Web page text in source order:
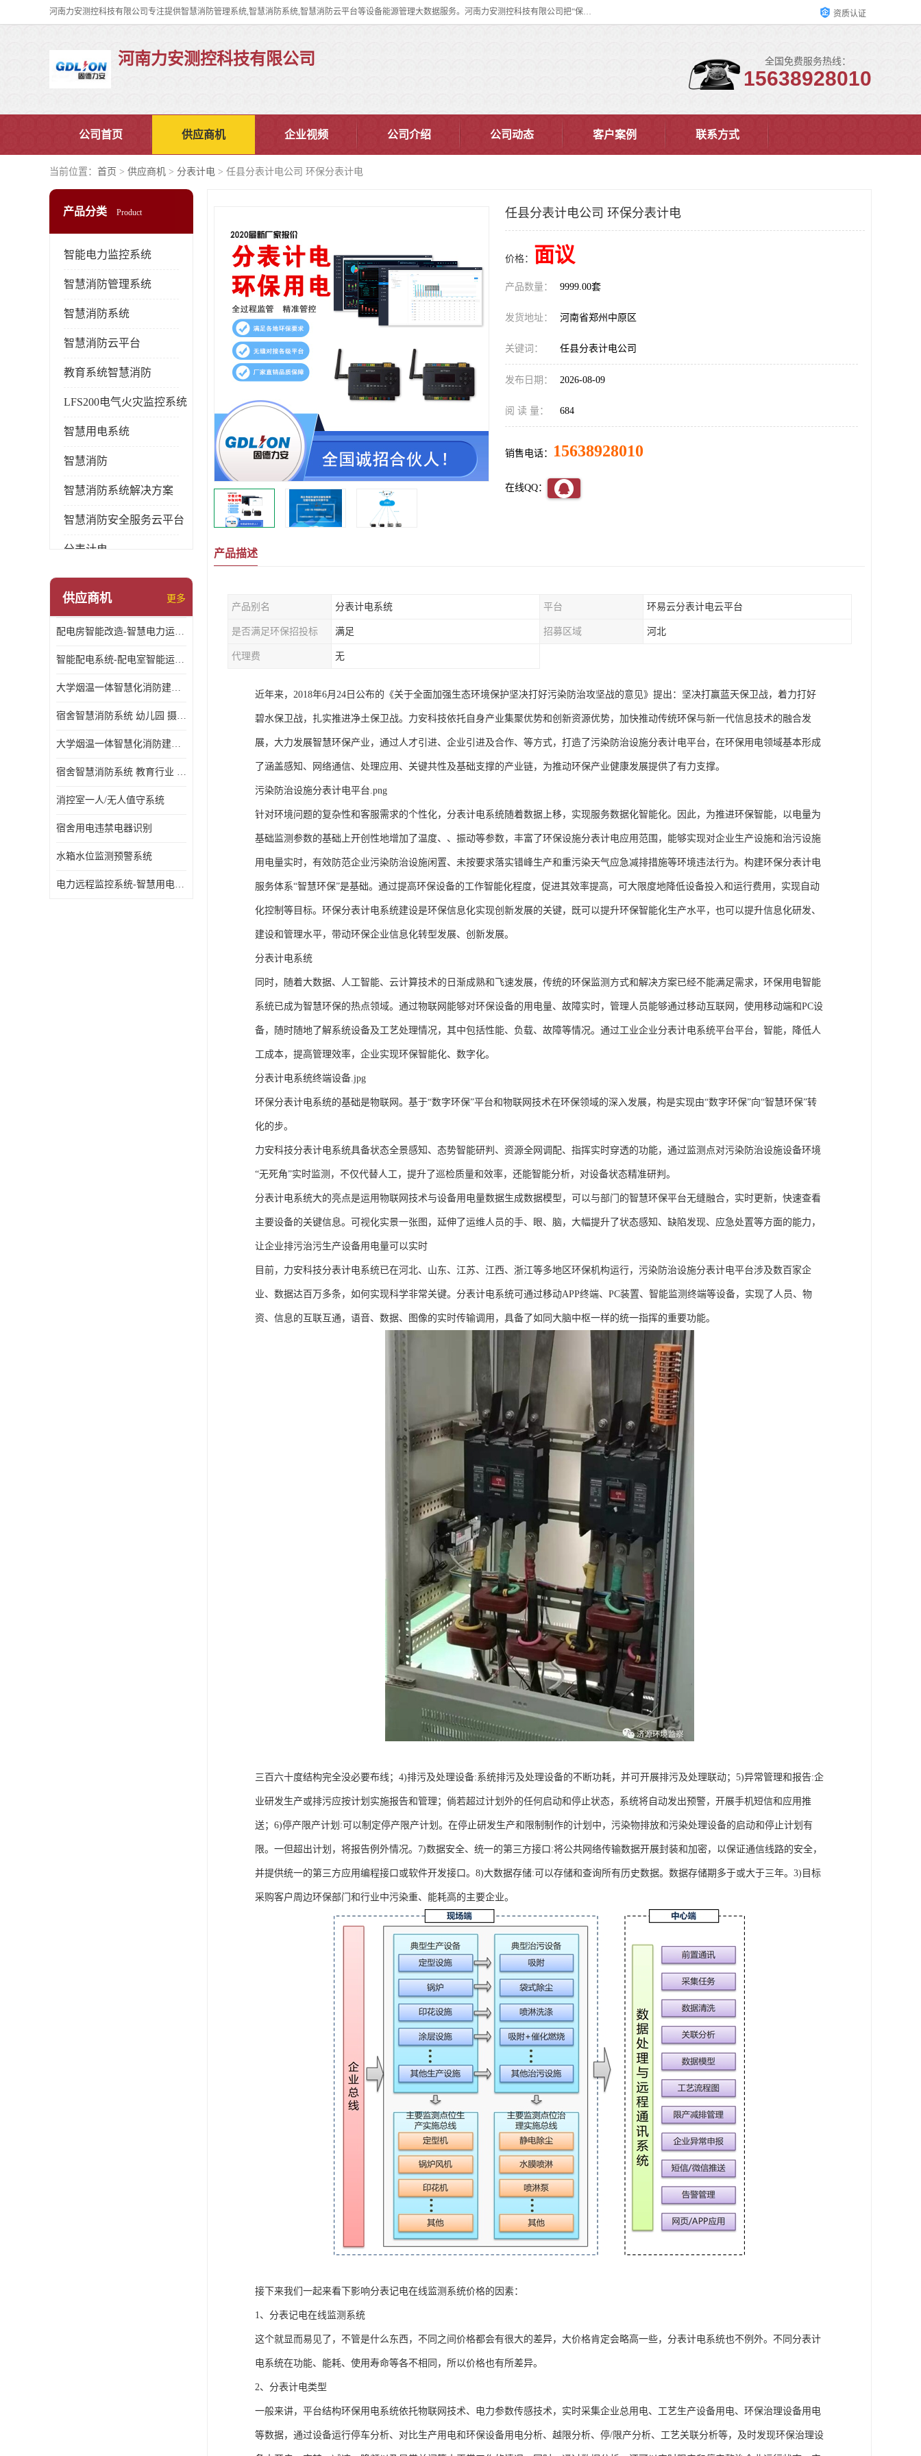
河南力安测控科技有限公司专注提供智慧消防管理系统,智慧消防系统,智慧消防云平台等设备能源管理大数据服务。河南力安测控科技有限公司把“保障设备运行安全可控,让设备管理变得简单”确定为力安的历史使命。 资质认证
河南力安测控科技有限公司 全国免费服务热线：
15638928010
公司首页 供应商机 企业视频 公司介绍 公司动态 客户案例 联系方式
当前位置： 首页 > 供应商机 > 分表计电 > 任县分表计电公司 环保分表计电
产品分类 Product
智能电力监控系统
智慧消防管理系统
智慧消防系统
智慧消防云平台
教育系统智慧消防
LFS200电气火灾监控系统
智慧用电系统
智慧消防
智慧消防系统解决方案
智慧消防安全服务云平台
分表计电
环保用电监管系统
供应商机 更多
配电房智能改造-智慧电力运维云平台
智能配电系统-配电室智能运维监控系统-智能化配电系统平台厂家
大学烟温一体智慧化消防建设 大学校园 消防数字化
宿舍智慧消防系统 幼儿园 摄像头升级
大学烟温一体智慧化消防建设 培训机构 数字化
宿舍智慧消防系统 教育行业 摄像头升级
消控室一人/无人值守系统
宿舍用电违禁电器识别
水箱水位监测预警系统
电力远程监控系统-智慧用电安全监控管理系统
任县分表计电公司 环保分表计电
价格： 面议
产品数量： 9999.00套
发货地址： 河南省郑州中原区
关键词： 任县分表计电公司
发布日期： 2026-08-09
阅 读 量： 684
销售电话： 15638928010
在线QQ：
产品描述
产品别名 分表计电系统 平台 环易云分表计电云平台
是否满足环保招投标 满足 招募区域 河北
代理费 无
近年来，2018年6月24日公布的《关于全面加强生态环境保护坚决打好污染防治攻坚战的意见》提出：坚决打赢蓝天保卫战，着力打好
碧水保卫战，扎实推进净土保卫战。力安科技依托自身产业集聚优势和创新资源优势，加快推动传统环保与新一代信息技术的融合发
展，大力发展智慧环保产业，通过人才引进、企业引进及合作、等方式，打造了污染防治设施分表计电平台，在环保用电领域基本形成
了涵盖感知、网络通信、处理应用、关键共性及基础支撑的产业链，为推动环保产业健康发展提供了有力支撑。
污染防治设施分表计电平台.png
针对环境问题的复杂性和客服需求的个性化，分表计电系统随着数据上移，实现服务数据化智能化。因此，为推进环保智能，以电量为
基础监测参数的基础上开创性地增加了温度、、振动等参数，丰富了环保设施分表计电应用范围，能够实现对企业生产设施和治污设施
用电量实时，有效防范企业污染防治设施闲置、未按要求落实错峰生产和重污染天气应急减排措施等环境违法行为。构建环保分表计电
服务体系“智慧环保”是基础。通过提高环保设备的工作智能化程度，促进其效率提高，可大限度地降低设备投入和运行费用，实现自动
化控制等目标。环保分表计电系统建设是环保信息化实现创新发展的关键，既可以提升环保智能化生产水平，也可以提升信息化研发、
建设和管理水平，带动环保企业信息化转型发展、创新发展。
分表计电系统
同时，随着大数据、人工智能、云计算技术的日渐成熟和飞速发展，传统的环保监测方式和解决方案已经不能满足需求，环保用电智能
系统已成为智慧环保的热点领域。通过物联网能够对环保设备的用电量、故障实时，管理人员能够通过移动互联网，使用移动端和PC设
备，随时随地了解系统设备及工艺处理情况，其中包括性能、负载、故障等情况。通过工业企业分表计电系统平台平台，智能，降低人
工成本，提高管理效率，企业实现环保智能化、数字化。
分表计电系统终端设备.jpg
环保分表计电系统的基础是物联网。基于“数字环保”平台和物联网技术在环保领域的深入发展，构是实现由“数字环保”向“智慧环保”转
化的步。
力安科技分表计电系统具备状态全景感知、态势智能研判、资源全网调配、指挥实时穿透的功能，通过监测点对污染防治设施设备环境
“无死角”实时监测，不仅代替人工，提升了巡检质量和效率，还能智能分析，对设备状态精准研判。
分表计电系统大的亮点是运用物联网技术与设备用电量数据生成数据模型，可以与部门的智慧环保平台无缝融合，实时更新，快速查看
主要设备的关键信息。可视化实景一张图，延伸了运维人员的手、眼、脑，大幅提升了状态感知、缺陷发现、应急处置等方面的能力，
让企业排污治污生产设备用电量可以实时
目前，力安科技分表计电系统已在河北、山东、江苏、江西、浙江等多地区环保机构运行，污染防治设施分表计电平台涉及数百家企
业、数据达百万多条，如何实现科学非常关键。分表计电系统可通过移动APP终端、PC装置、智能监测终端等设备，实现了人员、物
资、信息的互联互通，语音、数据、图像的实时传输调用，具备了如同大脑中枢一样的统一指挥的重要功能。
三百六十度结构完全没必要布线；4)排污及处理设备:系统排污及处理设备的不断功耗，并可开展排污及处理联动；5)异常管理和报告:企
业研发生产或排污应按计划实施报告和管理；倘若超过计划外的任何启动和停止状态，系统将自动发出预警，开展手机短信和应用推
送；6)停产限产计划:可以制定停产限产计划。在停止研发生产和限制制作的计划中，污染物排放和污染处理设备的启动和停止计划有
限。一但超出计划，将报告例外情况。7)数据安全、统一的第三方接口:将公共网络传输数据开展封装和加密，以保证通信线路的安全，
并提供统一的第三方应用编程接口或软件开发接口。8)大数据存储:可以存储和查询所有历史数据。数据存储期多于或大于三年。3)目标
采购客户周边环保部门和行业中污染重、能耗高的主要企业。
接下来我们一起来看下影响分表记电在线监测系统价格的因素：
1、分表记电在线监测系统
这个就显而易见了，不管是什么东西，不同之间价格都会有很大的差异，大价格肯定会略高一些，分表计电系统也不例外。不同分表计
电系统在功能、能耗、使用寿命等各不相同，所以价格也有所差异。
2、分表计电类型
一般来讲，平台结构环保用电系统依托物联网技术、电力参数传感技术，实时采集企业总用电、工艺生产设备用电、环保治理设备用电
等数据，通过设备运行停车分析、对比生产用电和环保设备用电分析、越限分析、停/限产分析、工艺关联分析等，及时发现环保治理设